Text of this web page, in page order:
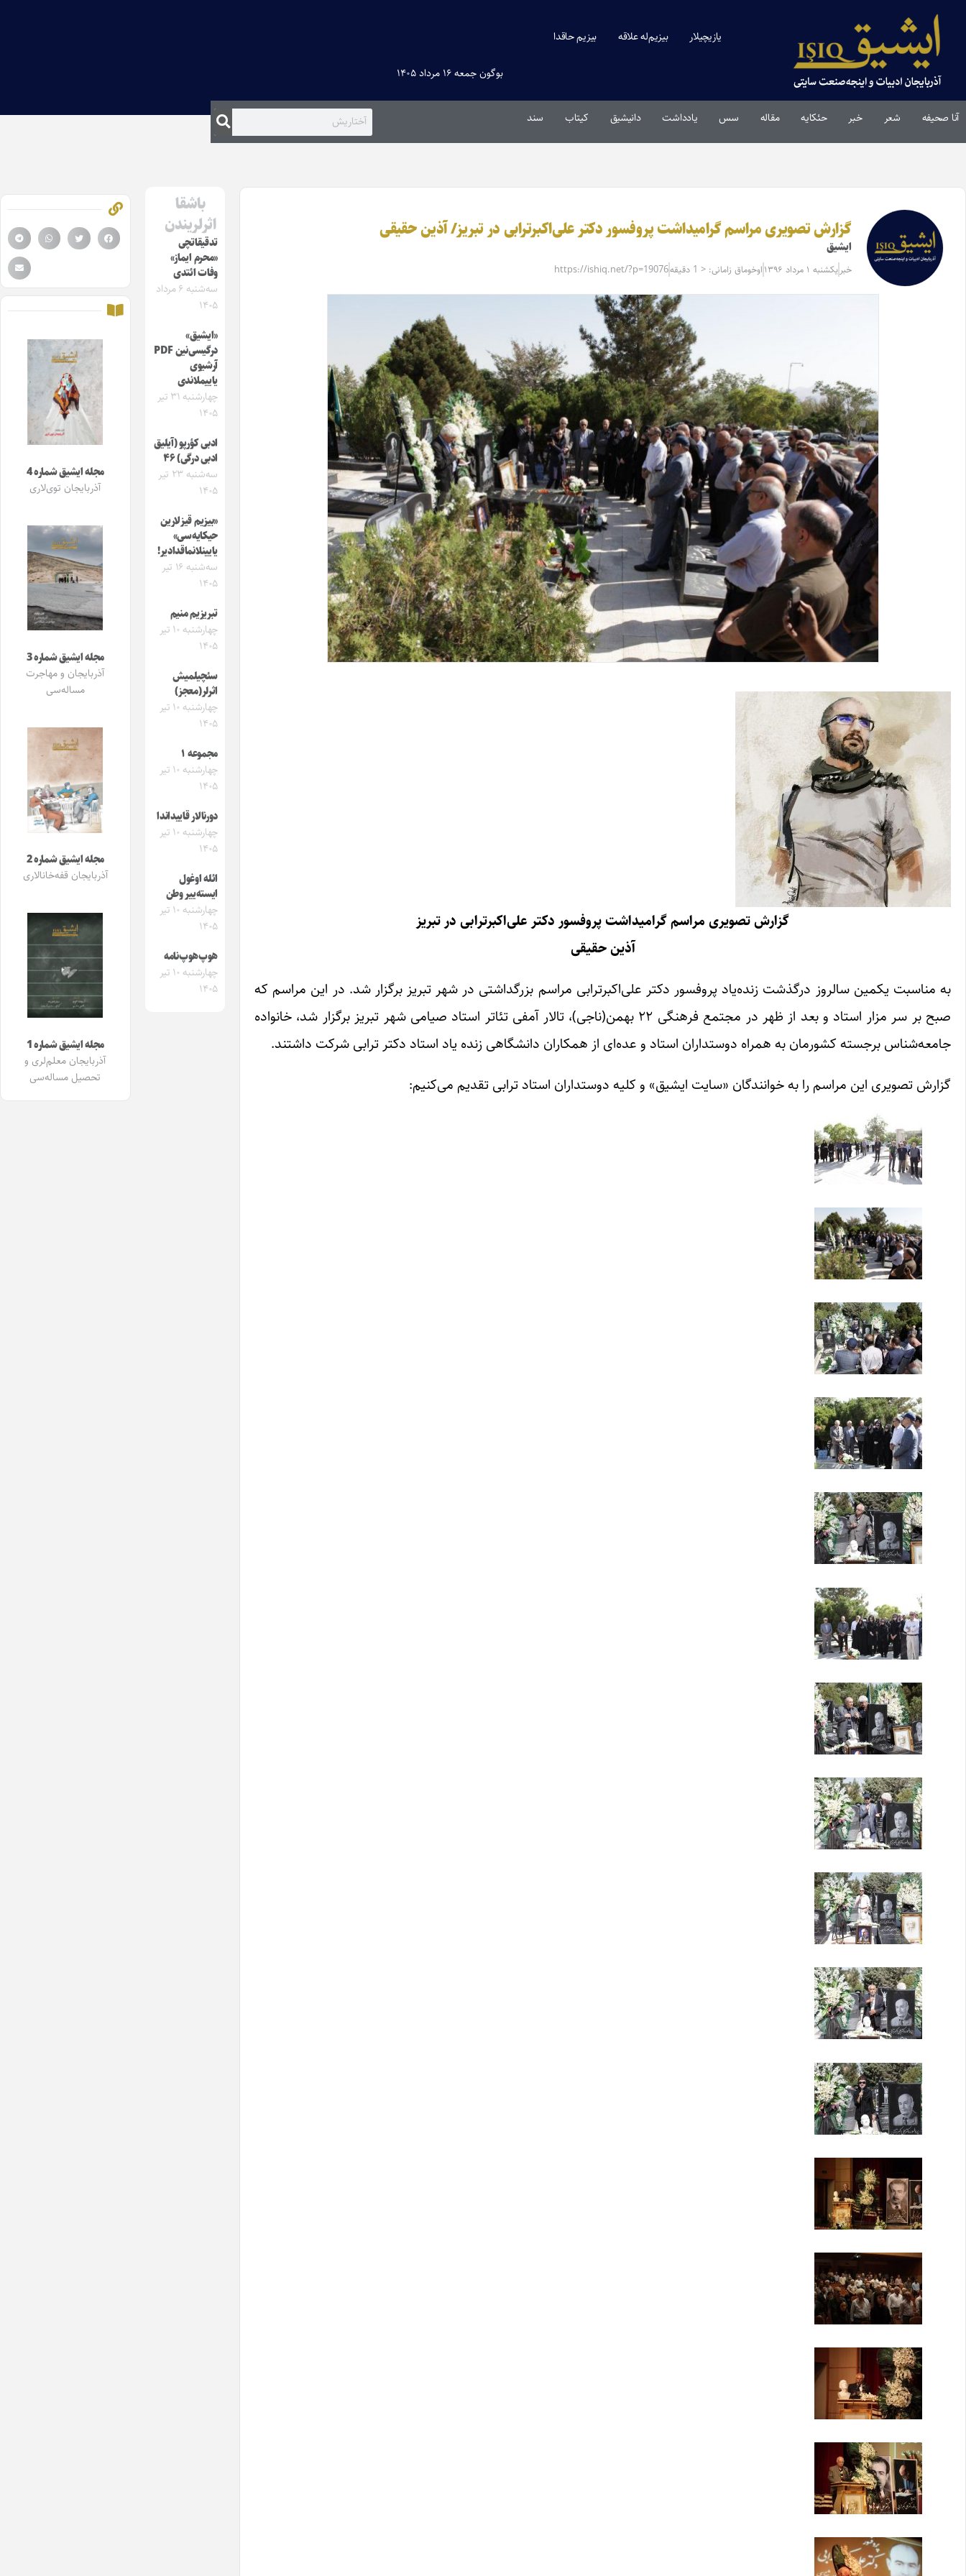
یازیچیلار بیزیم‌له علاقه بیزیم حاقدا
بوگون جمعه ۱۶ مرداد ۱۴۰۵
آنا صحیفه شعر خبر حئکایه مقاله‌ سس یادداشت دانیشیق کیتاب سند
گزارش تصویری مراسم گرامیداشت پروفسور دکتر علی‌اکبرترابی در تبریز/ آذین حقیقی
ایشیق
خبر یکشنبه ۱ مرداد ۱۳۹۶ اوخوماق زامانی: < 1 دقیقه https://ishiq.net/?p=19076
گزارش تصویری مراسم گرامیداشت پروفسور دکتر علی‌اکبرترابی در تبریز
آذین حقیقی
به مناسبت یکمین سالروز درگذشت زنده‌یاد پروفسور دکتر علی‌اکبرترابی مراسم بزرگداشتی در شهر تبریز برگزار شد. در این مراسم که
صبح بر سر مزار استاد و بعد از ظهر در مجتمع فرهنگی ۲۲ بهمن(ناجی)، تالار آمفی تئاتر استاد صیامی شهر تبریز برگزار شد، خانواده
جامعه‌شناس برجسته کشورمان به همراه دوستداران استاد و عده‌ای از همکاران دانشگاهی زنده یاد استاد دکتر ترابی شرکت داشتند.
گزارش تصویری این مراسم را به خوانندگان «سایت ایشیق» و کلیه دوستداران استاد ترابی تقدیم می‌کنیم:
باشقا
اثرلریندن
تدقیقاتچی
«محرم ایماز»
وفات ائتدی
سه‌شنبه ۶ مرداد
۱۴۰۵
«ایشیق»
درگیسی‌نین PDF
آرشیوی
یاییملاندی
چهارشنبه ۳۱ تیر
۱۴۰۵
ادبی کؤرپو (آیلیق
ادبی درگی) ۴۶
سه‌شنبه ۲۳ تیر
۱۴۰۵
«بیزیم قیزلارین
حیکایه‌سی»
یایینلانماقدادیر!
سه‌شنبه ۱۶ تیر
۱۴۰۵
تبریزیم منیم
چهارشنبه ۱۰ تیر
۱۴۰۵
سئچیلمیش
اثرلر(معجز)
چهارشنبه ۱۰ تیر
۱۴۰۵
مجموعه ۱
چهارشنبه ۱۰ تیر
۱۴۰۵
دورنالار قاییداندا
چهارشنبه ۱۰ تیر
۱۴۰۵
ائله اوغول
ایسته‌ییر وطن
چهارشنبه ۱۰ تیر
۱۴۰۵
هوپ‌هوپ‌نامه
چهارشنبه ۱۰ تیر
۱۴۰۵
مجله ایشیق شماره 4
آذربایجان توی‌لاری
مجله ایشیق شماره 3
آذربایجان و مهاجرت
مساله‌سی
مجله ایشیق شماره 2
آذربایجان قفه‌خانالاری
مجله ایشیق شماره 1
آذربایجان معلم‌لری و
تحصیل مساله‌سی